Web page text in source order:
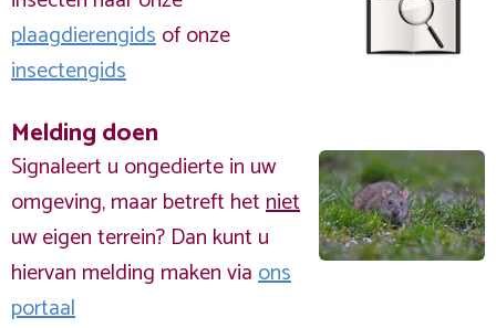
plaagdierengidsof onze
insectengids
Melding doen
Signaleert u ongedierte in uw
omgeving, maar betreft hetniet
uw eigen terrein? Dan kunt u
hiervan melding maken viaons
portaal